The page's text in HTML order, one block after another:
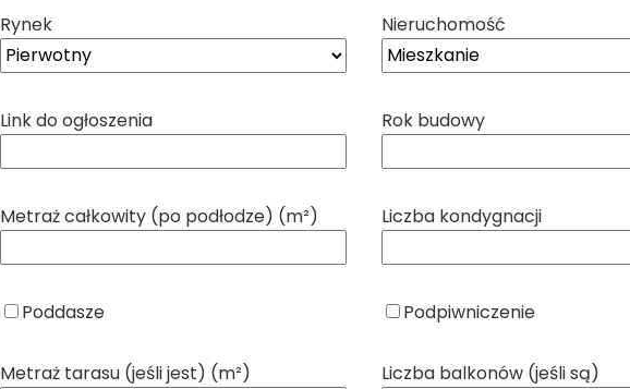
Rynek Nieruchomość
Link do ogłoszenia Rok budowy
Metraż całkowity (po podłodze) (m²) Liczba kondygnacji
Poddasze Podpiwniczenie
Metraż tarasu (jeśli jest) (m²) Liczba balkonów (jeśli są)